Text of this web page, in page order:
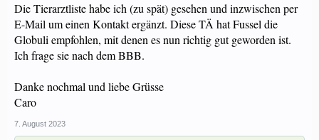
Die Tierarztliste habe ich (zu spät) gesehen und inzwischen per
E-Mail um einen Kontakt ergänzt. Diese TÄ hat Fussel die
Globuli empfohlen, mit denen es nun richtig gut geworden ist.
Ich frage sie nach dem BBB.
Danke nochmal und liebe Grüsse
Caro
7. August 2023